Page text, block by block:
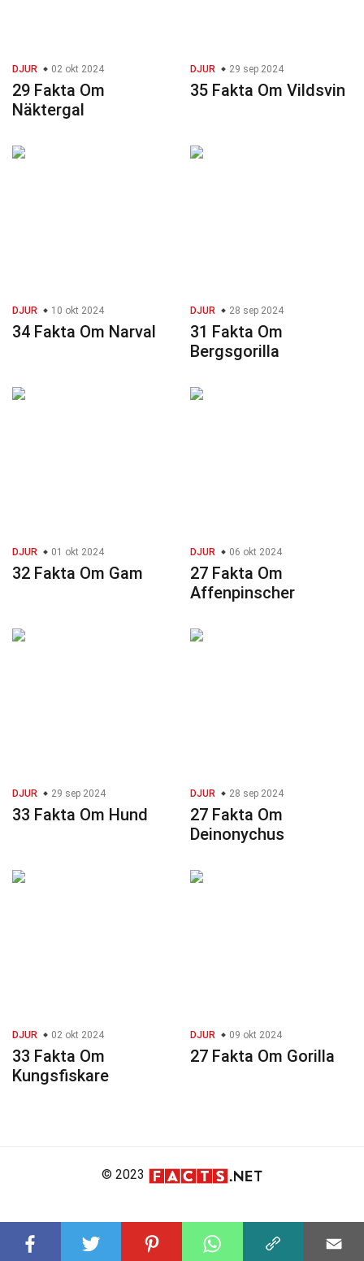
DJUR 02 okt 2024
29 Fakta Om
Näktergal
DJUR 29 sep 2024
35 Fakta Om Vildsvin
DJUR 10 okt 2024
34 Fakta Om Narval
DJUR 28 sep 2024
31 Fakta Om
Bergsgorilla
DJUR 01 okt 2024
32 Fakta Om Gam
DJUR 06 okt 2024
27 Fakta Om
Affenpinscher
DJUR 29 sep 2024
33 Fakta Om Hund
DJUR 28 sep 2024
27 Fakta Om
Deinonychus
DJUR 02 okt 2024
33 Fakta Om
Kungsfiskare
DJUR 09 okt 2024
27 Fakta Om Gorilla
© 2023
Product Review
Contact Us Write For Us